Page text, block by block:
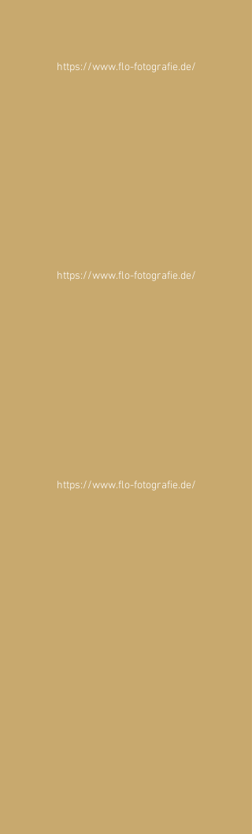
https://www.flo-fotografie.de/
https://www.flo-fotografie.de/
https://www.flo-fotografie.de/